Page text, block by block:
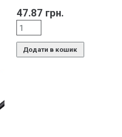
47.87 грн.
Додати в кошик